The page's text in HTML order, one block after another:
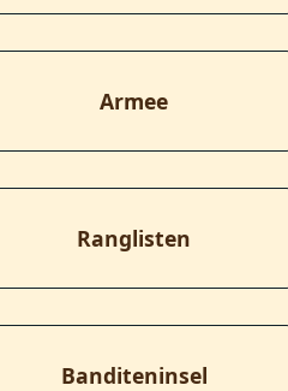
Armee
Ranglisten
Banditeninsel